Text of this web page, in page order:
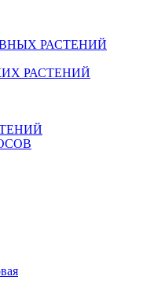
РАСТЕНИЙ
РАСТЕНИЙ